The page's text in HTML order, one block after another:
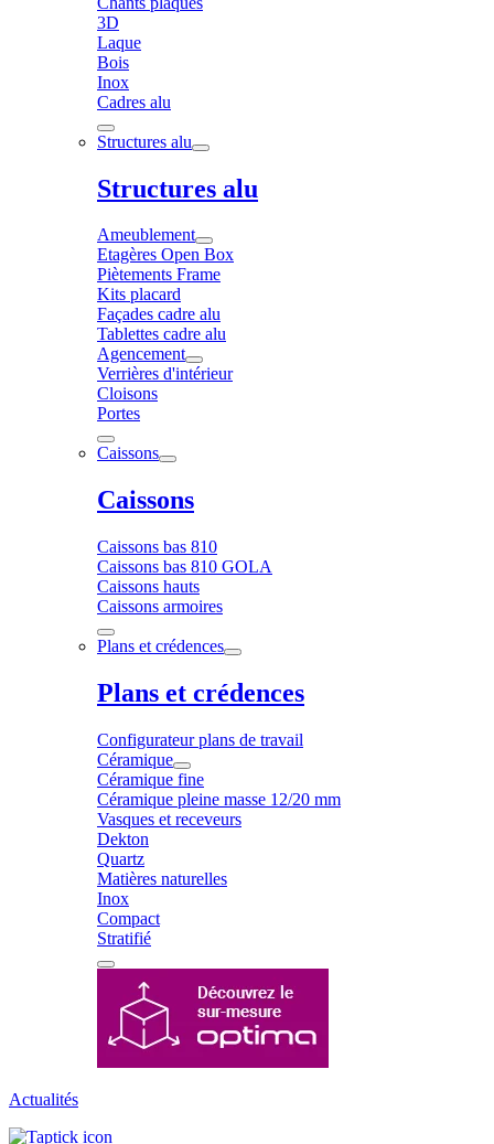
3D
Laque
Bois
Inox
Cadres alu
Structures alu
Structures alu
Ameublement
Etagères Open Box
Piètements Frame
Kits placard
Façades cadre alu
Tablettes cadre alu
Agencement
Verrières d'intérieur
Cloisons
Portes
Caissons
Caissons
Caissons bas 810
Caissons bas 810 GOLA
Caissons hauts
Caissons armoires
Plans et crédences
Plans et crédences
Configurateur plans de travail
Céramique
Céramique fine
Céramique pleine masse 12/20 mm
Vasques et receveurs
Dekton
Quartz
Matières naturelles
Inox
Compact
Stratifié
Actualités